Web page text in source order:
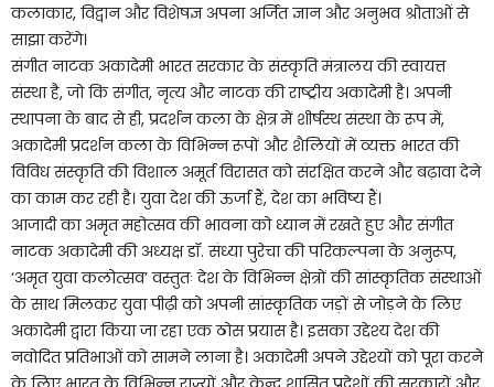
कलाकार, विद्वान और विशेषज्ञ अपना अर्जित ज्ञान और अनुभव श्रोताओं से
साझा करेंगे।
संगीत नाटक अकादेमी भारत सरकार के संस्कृति मंत्रालय की स्वायत्त
संस्था है, जो कि संगीत, नृत्य और नाटक की राष्ट्रीय अकादेमी है। अपनी
स्थापना के बाद से ही, प्रदर्शन कला के क्षेत्र में शीर्षस्थ संस्था के रूप में,
अकादेमी प्रदर्शन कला के विभिन्न रूपों और शैलियों में व्यक्त भारत की
विविध संस्कृति की विशाल अमूर्त विरासत को संरक्षित करने और बढ़ावा देने
का काम कर रही है। युवा देश की ऊर्जा हैं, देश का भविष्य हैं।
आजादी का अमृत महोत्सव की भावना को ध्यान में रखते हुए और संगीत
नाटक अकादेमी की अध्यक्ष डॉ. संध्या पुरेचा की परिकल्पना के अनुरूप,
‘अमृत युवा कलोत्सव’ वस्तुतः देश के विभिन्न क्षेत्रों की सांस्कृतिक संस्थाओं
के साथ मिलकर युवा पीढ़ी को अपनी सांस्कृतिक जड़ों से जोड़ने के लिए
अकादेमी द्वारा किया जा रहा एक ठोस प्रयास है। इसका उद्देश्य देश की
नवोदित प्रतिभाओं को सामने लाना है। अकादेमी अपने उद्देश्यों को पूरा करने